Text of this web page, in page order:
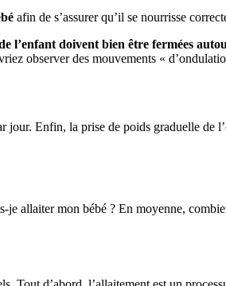
afin de s’assurer qu’il se nourrisse
l’enfant doivent bien être fermées
observer des mouvements «
Enfin, la prise de poids graduelle de
allaiter mon bébé ? En moyenne,